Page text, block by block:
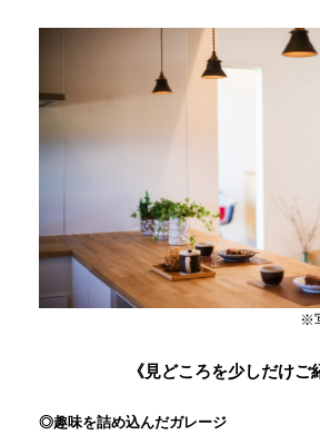
※
《見どころを少しだけご
◎趣味を詰め込んだガレージ